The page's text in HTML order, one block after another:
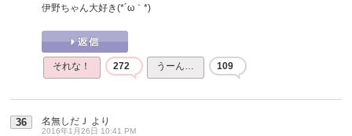
伊野ちゃん大好き(*´ω｀*)
それな！ 272 うーん… 109
36 名無しだＪ より
2016年1月26日 10:41 PM